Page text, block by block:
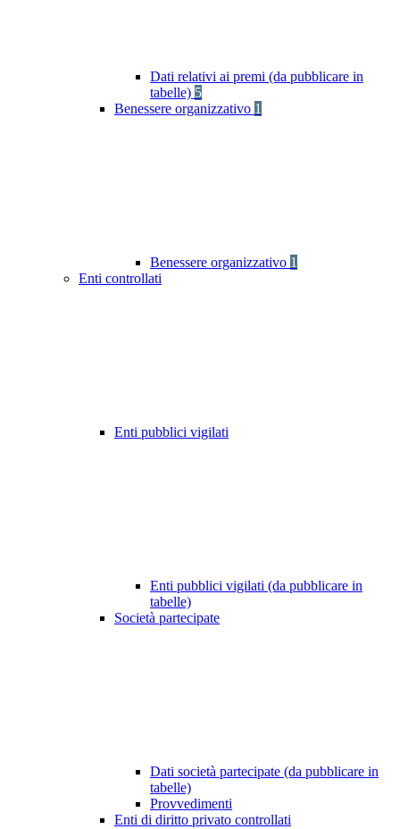
Dati relativi ai premi (da pubblicare in
tabelle) 5
Benessere organizzativo 1
Benessere organizzativo 1
Enti controllati
Enti pubblici vigilati
Enti pubblici vigilati (da pubblicare in
tabelle)
Società partecipate
Dati società partecipate (da pubblicare in
tabelle)
Provvedimenti
Enti di diritto privato controllati